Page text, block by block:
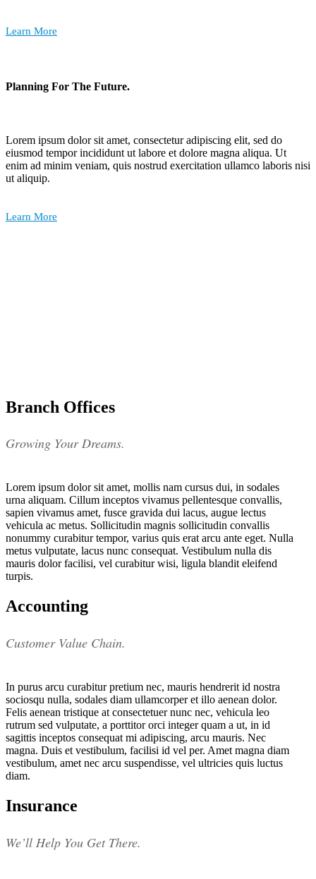
Learn More
Planning For The Future.
Lorem ipsum dolor sit amet, consectetur adipiscing elit, sed do
eiusmod tempor incididunt ut labore et dolore magna aliqua. Ut
enim ad minim veniam, quis nostrud exercitation ullamco laboris nisi
ut aliquip.
Learn More
Branch Offices
Growing Your Dreams.
Lorem ipsum dolor sit amet, mollis nam cursus dui, in sodales
urna aliquam. Cillum inceptos vivamus pellentesque convallis,
sapien vivamus amet, fusce gravida dui lacus, augue lectus
vehicula ac metus. Sollicitudin magnis sollicitudin convallis
nonummy curabitur tempor, varius quis erat arcu ante eget. Nulla
metus vulputate, lacus nunc consequat. Vestibulum nulla dis
mauris dolor facilisi, vel curabitur wisi, ligula blandit eleifend
turpis.
Accounting
Customer Value Chain.
In purus arcu curabitur pretium nec, mauris hendrerit id nostra
sociosqu nulla, sodales diam ullamcorper et illo aenean dolor.
Felis aenean tristique at consectetuer nunc nec, vehicula leo
rutrum sed vulputate, a porttitor orci integer quam a ut, in id
sagittis inceptos consequat mi adipiscing, arcu mauris. Nec
magna. Duis et vestibulum, facilisi id vel per. Amet magna diam
vestibulum, amet nec arcu suspendisse, vel ultricies quis luctus
diam.
Insurance
We’ll Help You Get There.